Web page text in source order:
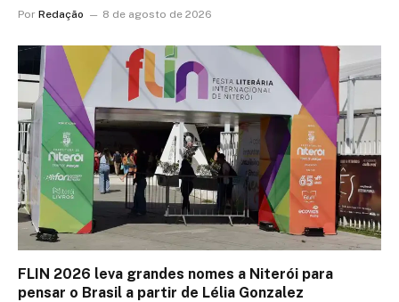
Por Redação 8 de agosto de 2026
FLIN 2026 leva grandes nomes a Niterói para
pensar o Brasil a partir de Lélia Gonzalez